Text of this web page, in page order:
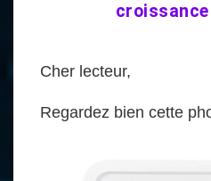
Cher lecteur,
Regardez bien cette